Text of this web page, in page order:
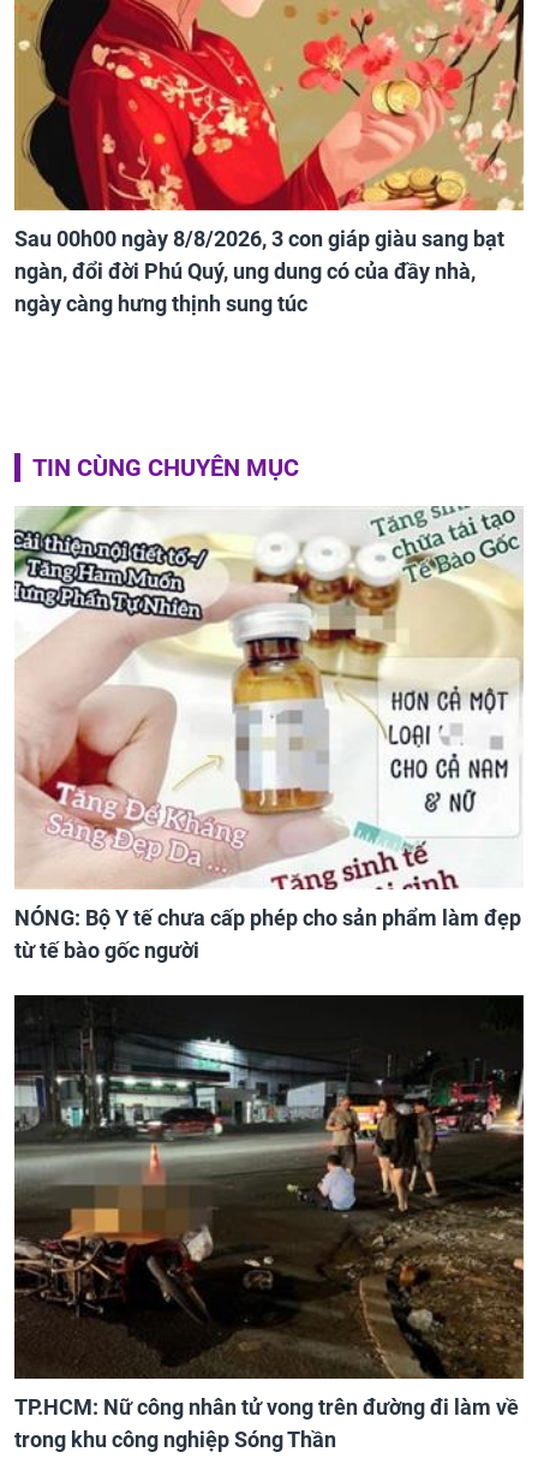
Sau 00h00 ngày 8/8/2026, 3 con giáp giàu sang bạt
ngàn, đổi đời Phú Quý, ung dung có của đầy nhà,
ngày càng hưng thịnh sung túc
TIN CÙNG CHUYÊN MỤC
NÓNG: Bộ Y tế chưa cấp phép cho sản phẩm làm đẹp
từ tế bào gốc người
TP.HCM: Nữ công nhân tử vong trên đường đi làm về
trong khu công nghiệp Sóng Thần